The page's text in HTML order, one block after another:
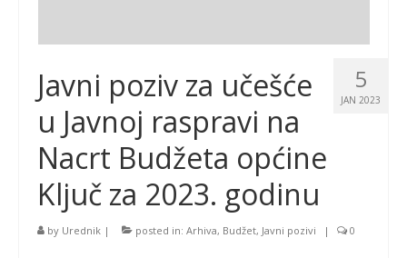
5
JAN 2023
Javni poziv za učešće
u Javnoj raspravi na
Nacrt Budžeta općine
Ključ za 2023. godinu
by Urednik | posted in: Arhiva, Budžet, Javni pozivi | 0